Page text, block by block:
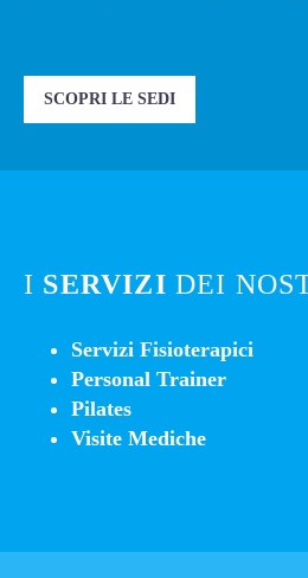
SCOPRI LE SEDI
I SERVIZI DEI
Servizi Fisioterapici
Personal Trainer
Pilates
Visite Mediche